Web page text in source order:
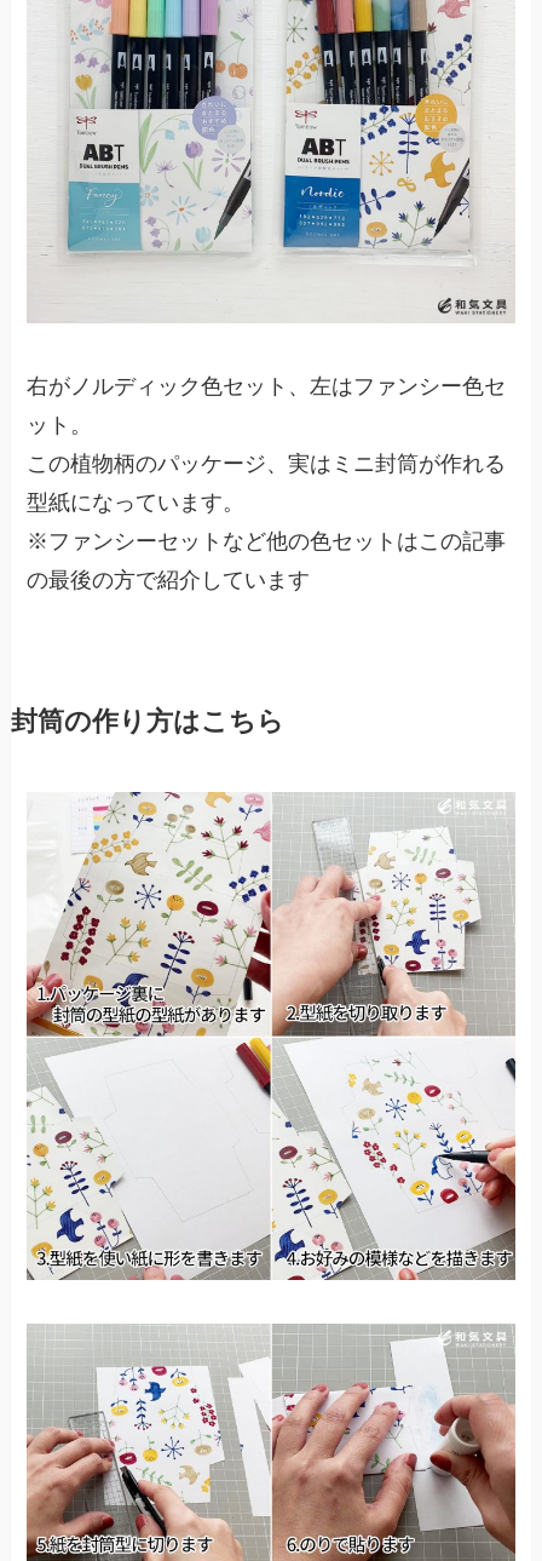
右がノルディック色セット、左はファンシー色セ
ット。
この植物柄のパッケージ、実はミニ封筒が作れる
型紙になっています。
※ファンシーセットなど他の色セットはこの記事
の最後の方で紹介しています
封筒の作り方はこちら